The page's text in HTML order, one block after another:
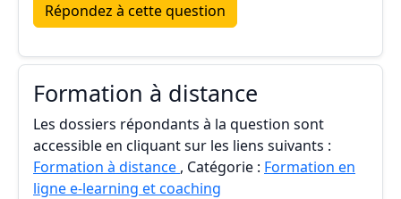
Répondez à cette question
Formation à distance
Les dossiers répondants à la question sont
accessible en cliquant sur les liens suivants :
Formation à distance , Catégorie : Formation en
ligne e-learning et coaching